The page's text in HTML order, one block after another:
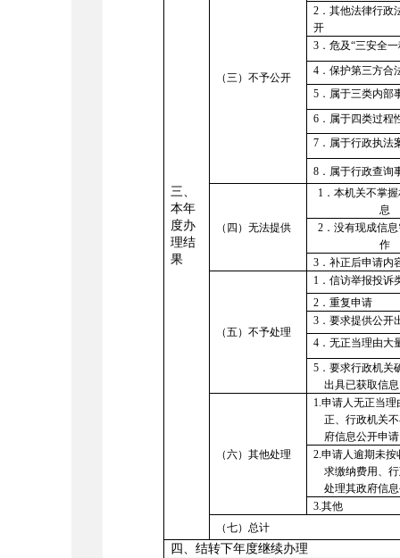
三、
本年
度办
理结
果
（三）不予公开
2 ．其他法律行政
开
3 ．危及“三安全
4 ．保护第三方合
5 ．属于三类内部
6 ．属于四类过程
7 ．属于行政执法
8 ．属于行政查询
（四）无法提供
1 ．本机关不掌
息
2 ．没有现成信
作
3 ．补正后申请内
（五）不予处理
1 ．信访举报投诉
2 ．重复申请
3 ．要求提供公开
4 ．无正当理由大
5 ．要求行政机关
出具已获取信息
（六）其他处理
1.申请人无正当理
正、行政机关
府信息公开申请
2.申请人逾期未按
求缴纳费用、
处理其政府信
3.其他
（七）总计
四、结转下年度继续办理